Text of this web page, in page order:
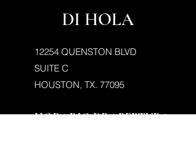
DI HOLA
12254 QUENSTON BLVD
SUITE C
HOUSTON, TX. 77095
HORARIO DE APERTURA